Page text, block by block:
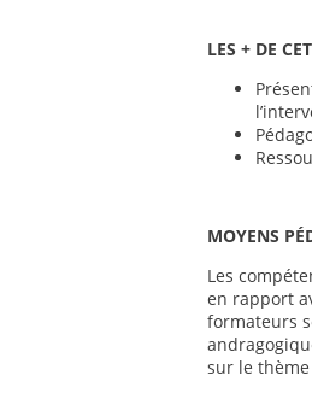
LES + DE
MOYENS PÉ
Les
en rapport
formateurs
sur le